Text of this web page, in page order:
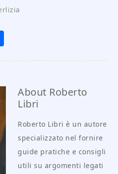
About Roberto
Libri
Roberto Libri è un autore
specializzato nel fornire
guide pratiche e consigli
utili su argomenti legati